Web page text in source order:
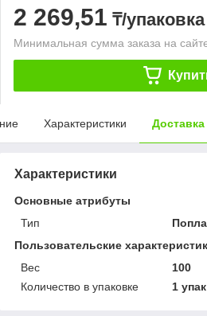
2 269,51 ₸/упаковка
Минимальная сумма заказа на
Характеристики Доставка
Характеристики
Основные атрибуты
Тип
Пользовательские
Вес
100
Количество в упаковке
1 упак